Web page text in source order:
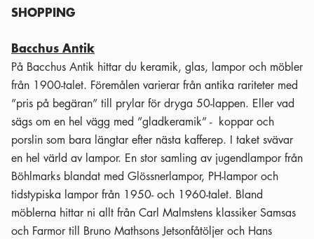
SHOPPING
Bacchus Antik
På Bacchus Antik hittar du keramik, glas, lampor och möbler
från 1900-talet. Föremålen varierar från antika rariteter med
”pris på begäran” till prylar för dryga 50-lappen. Eller vad
sägs om en hel vägg med ”gladkeramik” - koppar och
porslin som bara längtar efter nästa kafferep. I taket svävar
en hel värld av lampor. En stor samling av jugendlampor från
Böhlmarks blandat med Glössnerlampor, PH-lampor och
tidstypiska lampor från 1950- och 1960-talet. Bland
möblerna hittar ni allt från Carl Malmstens klassiker Samsas
och Farmor till Bruno Mathsons Jetsonfåtöljer och Hans